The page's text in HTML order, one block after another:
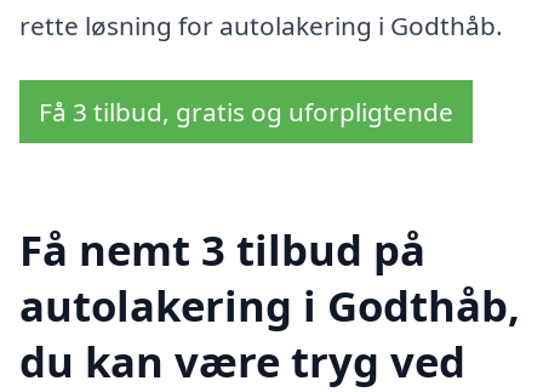
rette løsning for autolakering i Godthåb.
Få 3 tilbud, gratis og uforpligtende
Få nemt 3 tilbud på
autolakering i Godthåb,
du kan være tryg ved